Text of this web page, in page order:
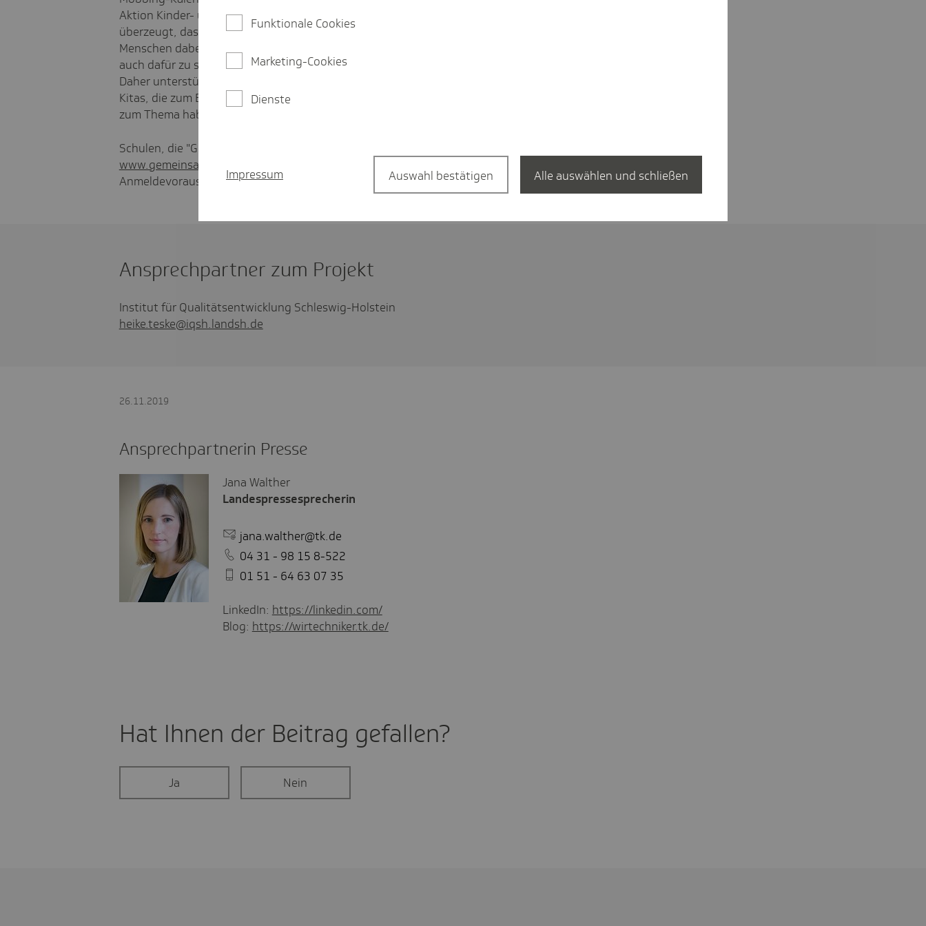
Aktion Kinder- und Jugendschutz gefertigt werden. Die TK ist davon
überzeugt, dass es als Krankenkasse nicht nur ihr Auftrag ist, erkrankte
Menschen dabei zu unterstützen, wieder gesund zu werden, sondern eben
auch dafür zu sorgen, das Krankheiten gar nicht erst entstehen können.
Daher unterstützt die TK auch zahlreiche weitere Projekte an Schulen und
Kitas, die zum Beispiel gesunde Ernährung, Medienkompetenz oder Bewegung
zum Thema haben.
Schulen, die "Gemeinsam Klasse sein" nutzen wollen, können sich unter
www.gemeinsam-klasse-sein.de
Anmeldevoraussetzungen informieren.
Ansprechpartner zum Projekt
Institut für Qualitätsentwicklung Schleswig-Holstein
heike.teske@iqsh.landsh.de
26.11.2019
Ansprechpartnerin Presse
Jana Walther
Landespressesprecherin
jana.walther@tk.de
04 31 - 98 15 8-522
01 51 - 64 63 07 35
LinkedIn: https://linkedin.com/
Blog: https://wirtechniker.tk.de/
Hat Ihnen der Beitrag gefal­len?
Ja Nein
Funktionale Cookies
Marketing-Cookies
Dienste
Impressum Auswahl bestätigen Alle auswählen und schließen